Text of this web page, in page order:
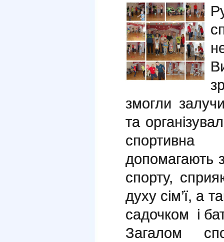
змогли
та
спортивна
допомагають
спорту,
духу сім’ї, а
садочком і
Загалом